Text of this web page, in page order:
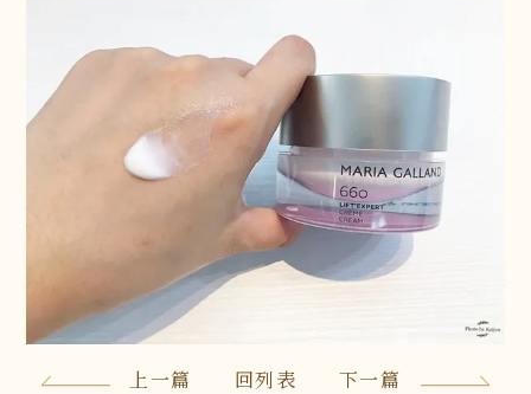
上一篇 回列表 下一篇